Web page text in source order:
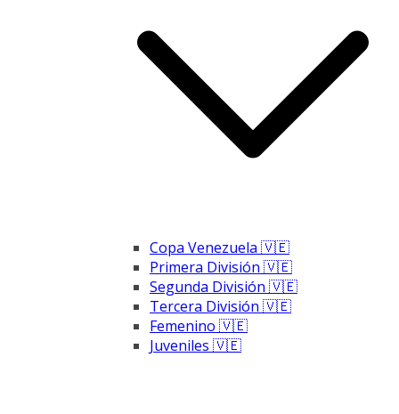
Copa Venezuela 🇻🇪
Primera División 🇻🇪
Segunda División 🇻🇪
Tercera División 🇻🇪
Femenino 🇻🇪
Juveniles 🇻🇪